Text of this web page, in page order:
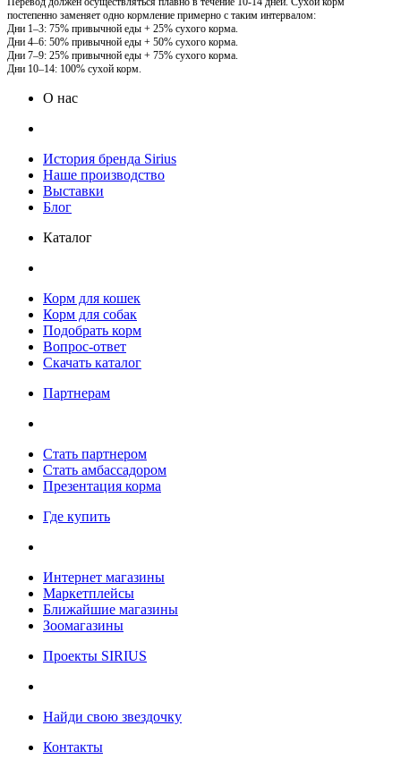
постепенно заменяет одно кормление примерно с таким интервалом:
Дни 1–3: 75% привычной еды + 25% сухого корма.
Дни 4–6: 50% привычной еды + 50% сухого корма.
Дни 7–9: 25% привычной еды + 75% сухого корма.
Дни 10–14: 100% сухой корм.
О нас
История бренда Sirius
Наше производство
Выставки
Блог
Каталог
Корм для кошек
Корм для собак
Подобрать корм
Вопрос-ответ
Скачать каталог
Партнерам
Стать партнером
Стать амбассадором
Презентация корма
Где купить
Интернет магазины
Маркетплейсы
Ближайшие магазины
Зоомагазины
Проекты SIRIUS
Найди свою звездочку
Контакты